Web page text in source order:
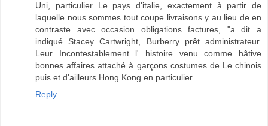
Uni, particulier Le pays d'italie, exactement à partir de
laquelle nous sommes tout coupe livraisons y au lieu de en
contraste avec occasion obligations factures, "a dit a
indiqué Stacey Cartwright, Burberry prêt administrateur.
Leur Incontestablement l' histoire venu comme hâtive
bonnes affaires attaché à garçons costumes de Le chinois
puis et d'ailleurs Hong Kong en particulier.
Reply